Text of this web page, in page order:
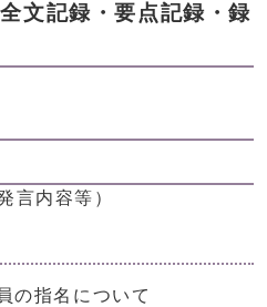
文記録・要点記録・録
言内容等）
の指名について